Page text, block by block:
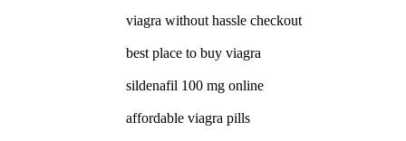
viagra without hassle checkout
best place to buy viagra
sildenafil 100 mg online
affordable viagra pills